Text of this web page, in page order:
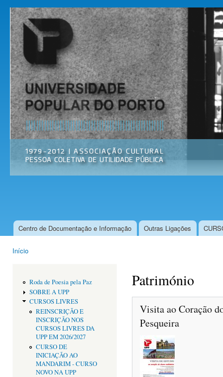
Universidade
Popular do
Porto
Associação
Cultural
Menu principal
Centro de Documentação e Informação Outras Ligações
Início
Roda de Poesia pela Paz
SOBRE A UPP
CURSOS LIVRES
REINSCRIÇÃO E
INSCRIÇÃO NOS
CURSOS LIVRES DA
UPP EM 2026/2027
CURSO DE
INICIAÇÃO AO
MANDARIM - CURSO
NOVO NA UPP
Património
Visita ao Coração
Pesqueira